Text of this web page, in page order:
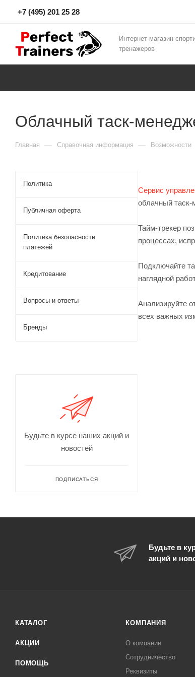
+7 (495) 201 25 28
Интернет-магазин
тренажеров
Облачный таск-
Главная — Справочная информация — Возможности
Сервис
облачный таск-
Тайм-трекер
процессах,
Подключайте
наглядной
Анализируйте
всех важных
Политика
Публичная оферта
Политика безопасности
платежей
Кредитование
Вопросы и ответы
Бренды
Будьте в курсе наших акций и
новостей
ПОДПИСАТЬСЯ
Будьте в
акций и
КАТАЛОГ
АКЦИИ
ПОМОЩЬ
КОМПАНИЯ
О компании
Сотрудничество
Реквизиты